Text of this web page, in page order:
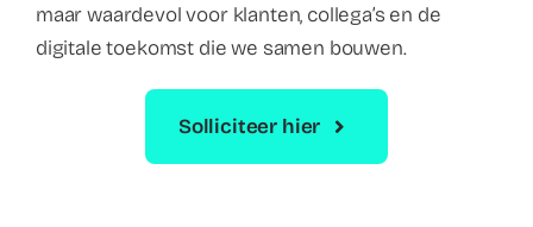
maar waardevol voor klanten, collega’s en de
digitale toekomst die we samen bouwen.
Solliciteer hier